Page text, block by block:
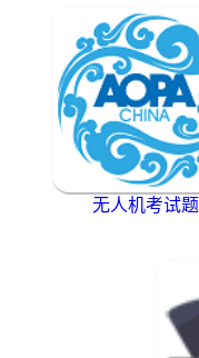
无人机考试题